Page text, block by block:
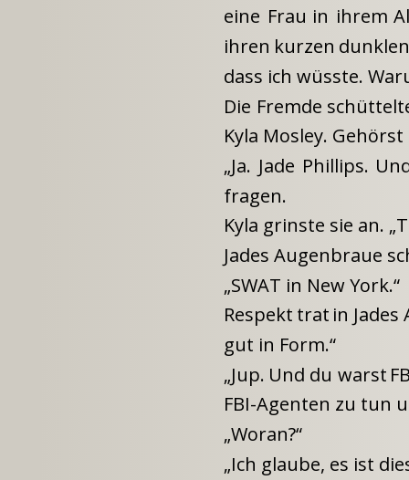
eine Frau in ihrem
ihren kurzen
dass ich wüsste.
Die Fremde
Kyla Mosley. Gehörst
„Ja. Jade Phillips.
fragen.
Kyla grinste sie an.
Jades Augenbraue
„SWAT in New York.“
Respekt trat in Jades
gut in Form.“
„Jup. Und du warst
FBI-Agenten zu tun
„Woran?“
„Ich glaube, es ist